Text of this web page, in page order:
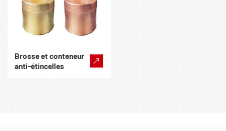
Brosse et conteneur
anti-étincelles